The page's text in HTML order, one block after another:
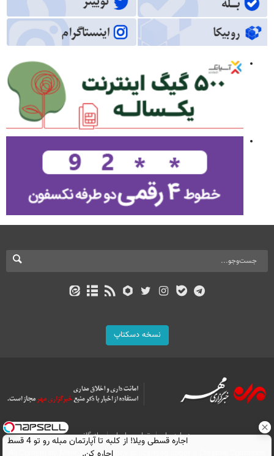
نسخه دسکتاپ
درباره ما تماس با ما
بازرگانی
اجاره‌ قسطی ویلا! از کلبه تا آپارتمان مبله رو تو 4 قسط